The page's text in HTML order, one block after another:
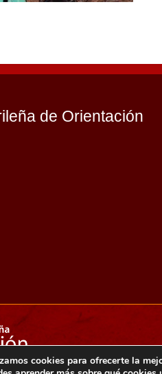
de Orientación
de orientación.
cookies para ofrecerte la